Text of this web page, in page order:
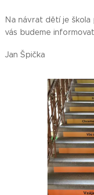
Na návrat dětí je
vás budeme
Jan Špička